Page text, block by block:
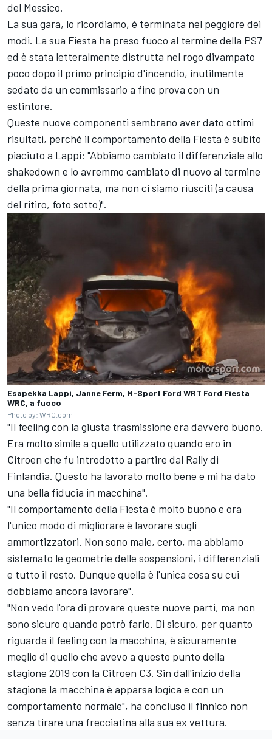
del Messico.
La sua gara, lo ricordiamo, è terminata nel peggiore dei
modi. La sua Fiesta ha preso fuoco al termine della PS7
ed è stata letteralmente distrutta nel rogo divampato
poco dopo il primo principio d'incendio, inutilmente
sedato da un commissario a fine prova con un
estintore.
Queste nuove componenti sembrano aver dato ottimi
risultati, perché il comportamento della Fiesta è subito
piaciuto a Lappi: "Abbiamo cambiato il differenziale allo
shakedown e lo avremmo cambiato di nuovo al termine
della prima giornata, ma non ci siamo riusciti (a causa
del ritiro, foto sotto)".
Esapekka Lappi, Janne Ferm, M-Sport Ford WRT Ford Fiesta
WRC, a fuoco
Photo by: WRC.com
"Il feeling con la giusta trasmissione era davvero buono.
Era molto simile a quello utilizzato quando ero in
Citroen che fu introdotto a partire dal Rally di
Finlandia. Questo ha lavorato molto bene e mi ha dato
una bella fiducia in macchina".
"Il comportamento della Fiesta è molto buono e ora
l'unico modo di migliorare è lavorare sugli
ammortizzatori. Non sono male, certo, ma abbiamo
sistemato le geometrie delle sospensioni, i differenziali
e tutto il resto. Dunque quella è l'unica cosa su cui
dobbiamo ancora lavorare".
"Non vedo l'ora di provare queste nuove parti, ma non
sono sicuro quando potrò farlo. Di sicuro, per quanto
riguarda il feeling con la macchina, è sicuramente
meglio di quello che avevo a questo punto della
stagione 2019 con la Citroen C3. Sin dall'inizio della
stagione la macchina è apparsa logica e con un
comportamento normale", ha concluso il finnico non
senza tirare una frecciatina alla sua ex vettura.